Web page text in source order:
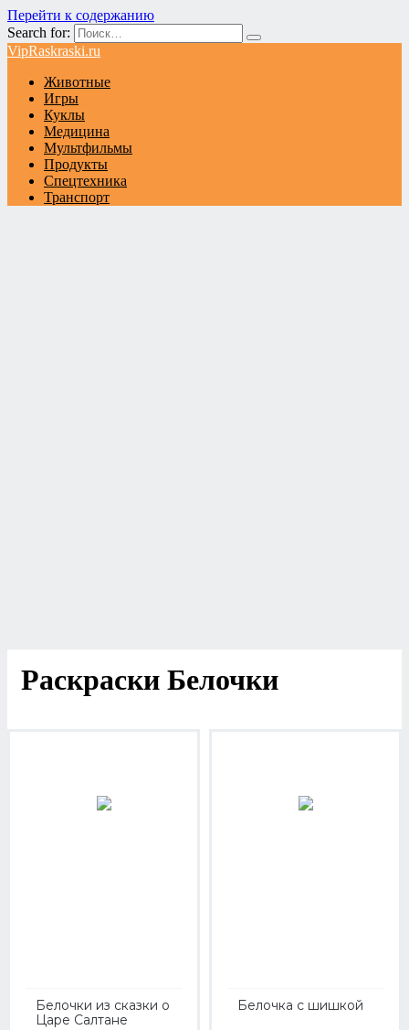
Перейти к содержанию
Search for:
VipRaskraski.ru
Животные
Игры
Куклы
Медицина
Мультфильмы
Продукты
Спецтехника
Транспорт
Раскраски Белочки
Белочки из сказки о
Царе Салтане
Белочка с шишкой